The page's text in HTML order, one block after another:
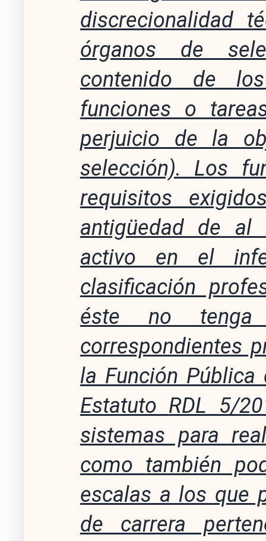
discrecionalidad
órganos de
contenido de
funciones o
perjuicio de la
selección). Los
requisitos
antigüedad de al
activo en el
clasificación
éste no tenga
correspondientes
la Función
Estatuto RDL 5/
sistemas para
como también
escalas a los que
de carrera